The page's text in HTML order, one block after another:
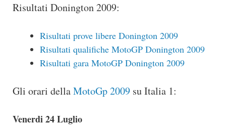
Risultati Donington 2009:
Risultati prove libere Donington 2009
Risultati qualifiche MotoGP Donington 2009
Risultati gara MotoGP Donington 2009
Gli orari dellaMotoGp 2009 su Italia 1:
Venerdi 24 Luglio